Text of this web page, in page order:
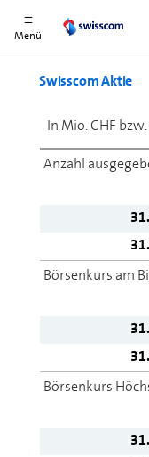
Menü
Swisscom Aktie
In Mio. CHF
Anzahl
Börsenkurs am
Börsenkurs